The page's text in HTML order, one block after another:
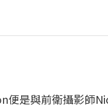
便是與前衛攝影師